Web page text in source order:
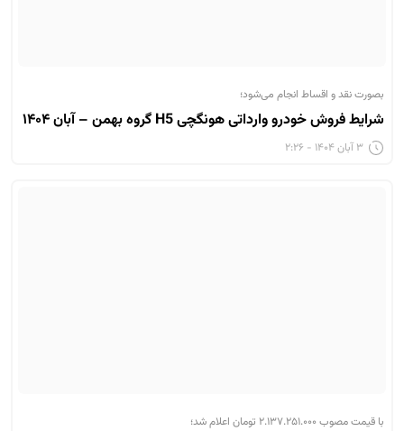
بصورت نقد و اقساط انجام می‌شود؛
شرایط فروش خودرو وارداتی هونگچی H5 گروه بهمن – آبان ۱۴۰۴
۳ آبان ۱۴۰۴ - ۲:۲۶
با قیمت مصوب ۲.۱۳۷.۲۵۱.۰۰۰ تومان اعلام شد؛